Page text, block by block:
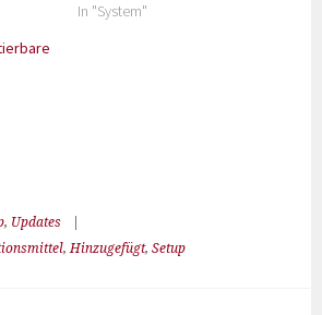
In "System"
, Updates
,Hinzugefügt,Setup